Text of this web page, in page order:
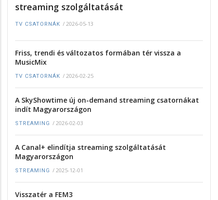
streaming szolgáltatását
TV CSATORNÁK / 2026-05-13
Friss, trendi és változatos formában tér vissza a
MusicMix
TV CSATORNÁK / 2026-02-25
A SkyShowtime új on-demand streaming csatornákat
indít Magyarországon
STREAMING / 2026-02-03
A Canal+ elindítja streaming szolgáltatását
Magyarországon
STREAMING / 2025-12-01
Visszatér a FEM3